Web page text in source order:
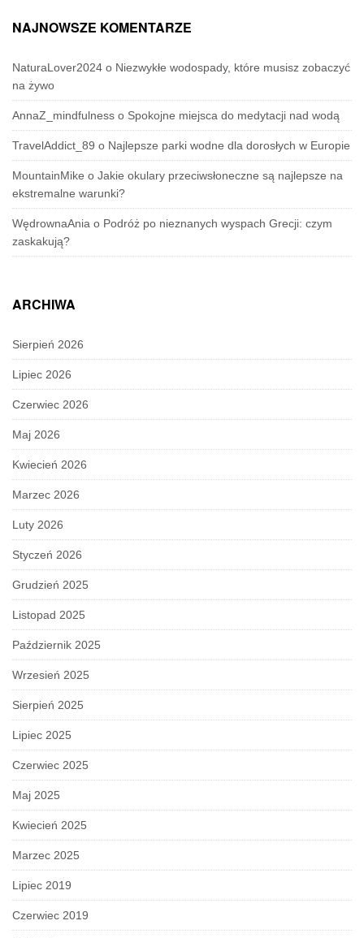
NAJNOWSZE KOMENTARZE
NaturaLover2024 o Niezwykłe wodospady, które musisz zobaczyć
na żywo
AnnaZ_mindfulness o Spokojne miejsca do medytacji nad wodą
TravelAddict_89 o Najlepsze parki wodne dla dorosłych w Europie
MountainMike o Jakie okulary przeciwsłoneczne są najlepsze na
ekstremalne warunki?
WędrownaAnia o Podróż po nieznanych wyspach Grecji: czym
zaskakują?
ARCHIWA
Sierpień 2026
Lipiec 2026
Czerwiec 2026
Maj 2026
Kwiecień 2026
Marzec 2026
Luty 2026
Styczeń 2026
Grudzień 2025
Listopad 2025
Październik 2025
Wrzesień 2025
Sierpień 2025
Lipiec 2025
Czerwiec 2025
Maj 2025
Kwiecień 2025
Marzec 2025
Lipiec 2019
Czerwiec 2019